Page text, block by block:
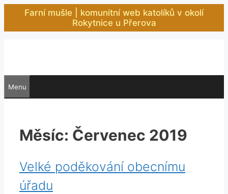
Přeskočit
obsah
Farní mušle | komunitní web katolíků v okolí
Rokytnice u Přerova
Menu
Měsíc: Červenec 2019
Velké poděkování obecnímu
úřadu